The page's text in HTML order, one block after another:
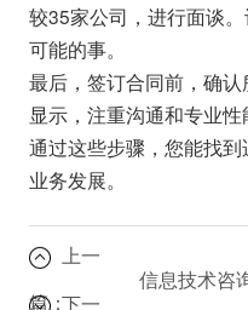
较35家公司，进行面谈
可能的事。
最后，签订合同前，确
显示，注重沟通和专业性
通过这些步骤，您能找
业务发展。
上一
篇：下一